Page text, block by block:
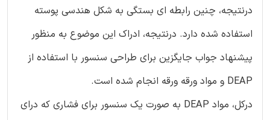
درنتیجه، چنین رابطه ای بستگی به شکل هندسی پوسته
استفاده شده دارد. درنتیجه، ادراک این موضوع به منظور
پیشنهاد جواب جایگزین برای طراحی سنسور با استفاده از
DEAP و مواد ورقه ورقه انجام شده است.
درکل، مواد DEAP به صورت یک سنسور برای فشاری که درای